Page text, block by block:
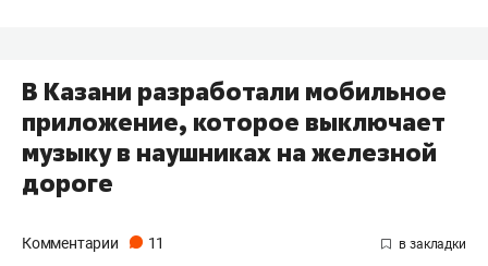
В Казани разработали мобильное
приложение, которое выключает
музыку в наушниках на железной
дороге
Комментарии 11